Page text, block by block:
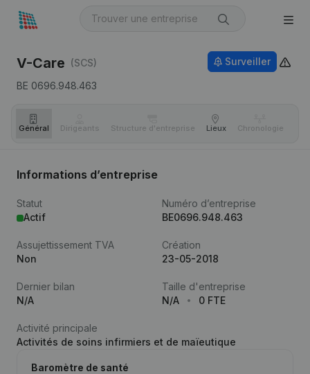
V-Care (SCS)
BE 0696.948.463
Surveiller
Général Dirigeants Structure d'entreprise Lieux Chronologie
Informations d’entreprise
Statut
Actif
Numéro d’entreprise
BE0696.948.463
Assujettissement TVA
Non
Création
23-05-2018
Dernier bilan
N/A
Taille d'entreprise
N/A
0 FTE
Activité principale
Activités de soins infirmiers et de maïeutique
Baromètre de santé